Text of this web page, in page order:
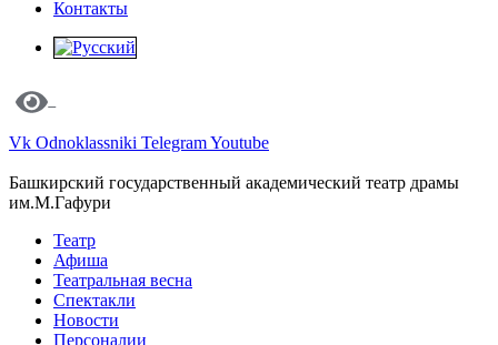
Контакты
Vk Odnoklassniki TelegramYoutube
Башкирский государственный академический театр драмы
им.М.Гафури
Театр
Афиша
Театральная весна
Спектакли
Новости
Персоналии